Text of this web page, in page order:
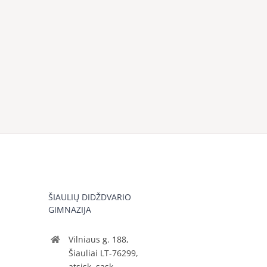
ŠIAULIŲ DIDŽDVARIO
GIMNAZIJA
Vilniaus g. 188,
Šiauliai LT-76299,